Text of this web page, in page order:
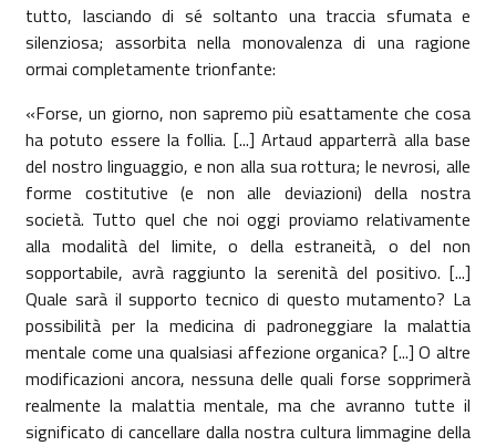
tutto, lasciando di sé soltanto una traccia sfumata e
silenziosa; assorbita nella monovalenza di una ragione
ormai completamente trionfante:
«Forse, un giorno, non sapremo più esattamente che cosa
ha potuto essere la follia. [...] Artaud apparterrà alla base
del nostro linguaggio, e non alla sua rottura; le nevrosi, alle
forme costitutive (e non alle deviazioni) della nostra
società. Tutto quel che noi oggi proviamo relativamente
alla modalità del limite, o della estraneità, o del non
sopportabile, avrà raggiunto la serenità del positivo. [...]
Quale sarà il supporto tecnico di questo mutamento? La
possibilità per la medicina di padroneggiare la malattia
mentale come una qualsiasi affezione organica? [...] O altre
modificazioni ancora, nessuna delle quali forse sopprimerà
realmente la malattia mentale, ma che avranno tutte il
significato di cancellare dalla nostra cultura limmagine della